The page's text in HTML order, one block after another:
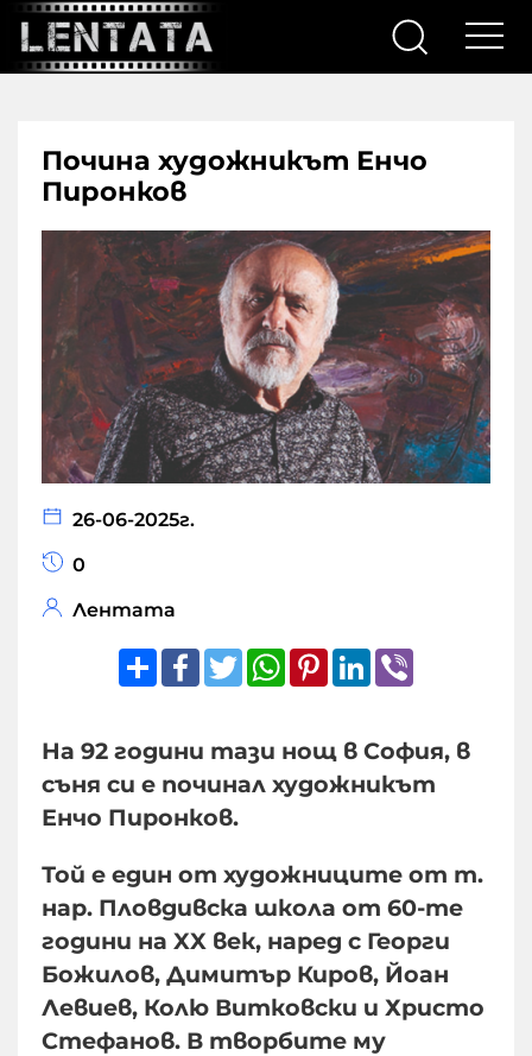
Почина художникът Енчо
Пиронков
26-06-2025г.
0
Лентата
ShareFacebook
TwitterWhatsApp
Pinterest
LinkedIn
На 92 години тази нощ в София, в
съня си е починал художникът
Енчо Пиронков.
Той е един от художниците от т.
нар. Пловдивска школа от 60-те
години на XX век, наред с Георги
Божилов, Димитър Киров, Йоан
Левиев, Колю Витковски и Христо
Стефанов. В творбите му